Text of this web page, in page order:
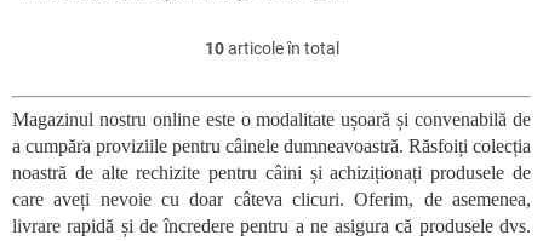
C
n
t
r
o
l
u
10articole în total
Magazinul nostru online este o modalitate ușoară și convenabilă de
a cumpăra proviziile pentru câinele dumneavoastră. Răsfoiți colecția
noastră de alte rechizite pentru câini și achiziționați produsele de
care aveți nevoie cu doar câteva clicuri. Oferim, de asemenea,
livrare rapidă și de încredere pentru a ne asigura că produsele dvs.